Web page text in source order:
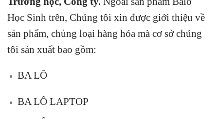
Học Sinh trên, Chúng tôi xin được giới thiệu về
sản phẩm, chủng loại hàng hóa mà cơ sở chúng
tôi sản xuất bao gồm:
BA LÔ
BA LÔ LAPTOP